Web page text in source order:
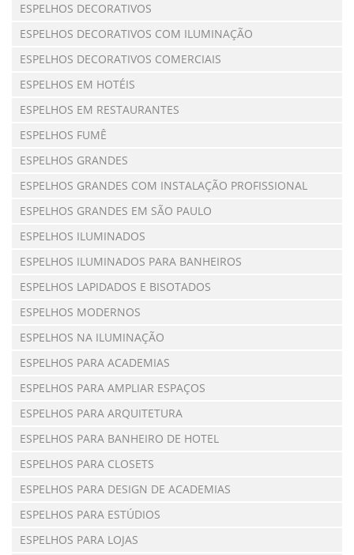
ESPELHOS DECORATIVOS
ESPELHOS DECORATIVOS COM ILUMINAÇÃO
ESPELHOS DECORATIVOS COMERCIAIS
ESPELHOS EM HOTÉIS
ESPELHOS EM RESTAURANTES
ESPELHOS FUMÊ
ESPELHOS GRANDES
ESPELHOS GRANDES COM INSTALAÇÃO PROFISSIONAL
ESPELHOS GRANDES EM SÃO PAULO
ESPELHOS ILUMINADOS
ESPELHOS ILUMINADOS PARA BANHEIROS
ESPELHOS LAPIDADOS E BISOTADOS
ESPELHOS MODERNOS
ESPELHOS NA ILUMINAÇÃO
ESPELHOS PARA ACADEMIAS
ESPELHOS PARA AMPLIAR ESPAÇOS
ESPELHOS PARA ARQUITETURA
ESPELHOS PARA BANHEIRO DE HOTEL
ESPELHOS PARA CLOSETS
ESPELHOS PARA DESIGN DE ACADEMIAS
ESPELHOS PARA ESTÚDIOS
ESPELHOS PARA LOJAS